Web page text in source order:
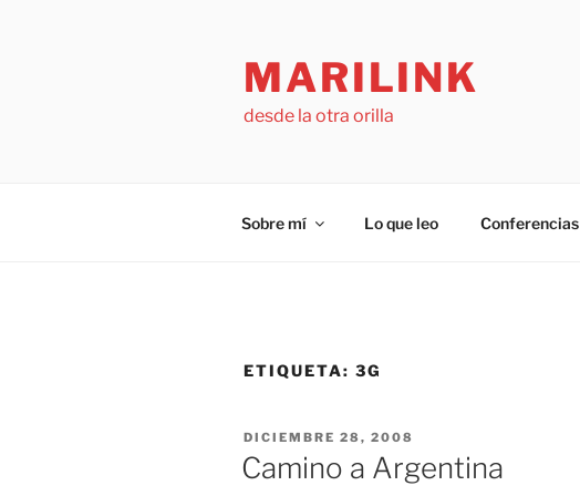
MARILINK
desde la otra orilla
Sobre mí Lo que leo Conferencias
ETIQUETA: 3G
PUBLICADO
EL
DICIEMBRE 28, 2008
Camino a Argentina